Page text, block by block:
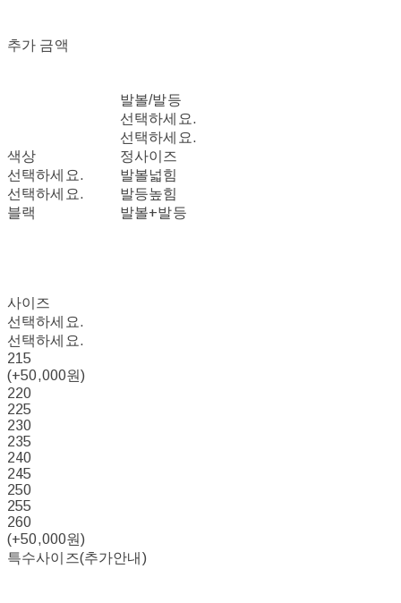
추가 금액
색상
선택하세요.
선택하세요.
블랙
발볼/발등
선택하세요.
선택하세요.
정사이즈
발볼넓힘
발등높힘
발볼+발등
사이즈
선택하세요.
선택하세요.
215
(+50,000원)
220
225
230
235
240
245
250
255
260
(+50,000원)
특수사이즈(추가안내)